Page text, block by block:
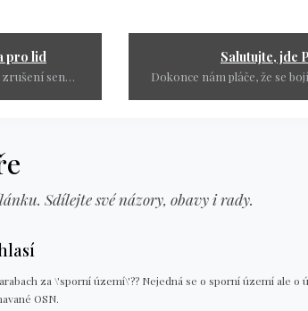
pro lid
Dokud si nevybojujeme zrušení senátu, zmenšení parlamentu na polovinu, odvolatelnost politiků a referendum, tak nemáme v ruce nic, co nás bude chránit proti jejich neschopnosti, nebo spíše všehoschopnosti.
Salutujte, jde
Sdílejte své názory, obavy i rady.
za \'sporní území\'?? Nejedná se o sporní území ale o
OSN.